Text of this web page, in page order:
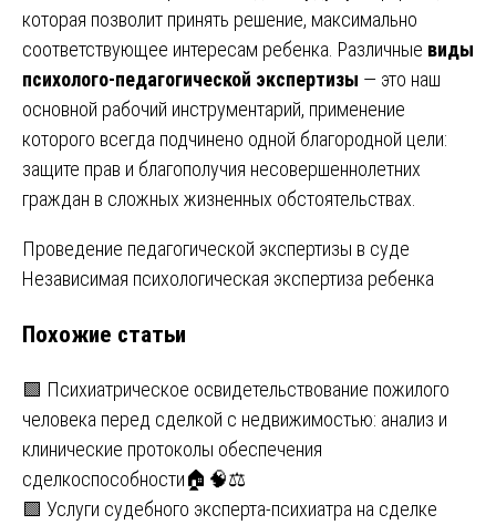
которая позволит принять решение, максимально
соответствующее интересам ребенка. Различные виды
психолого-педагогической экспертизы — это наш
основной рабочий инструментарий, применение
которого всегда подчинено одной благородной цели:
защите прав и благополучия несовершеннолетних
граждан в сложных жизненных обстоятельствах.
Навигация
записям
Проведение педагогической экспертизы в суде
Независимая психологическая экспертиза ребенка
Похожие статьи
🟩 Психиатрическое освидетельствование пожилого
человека перед сделкой с недвижимостью: анализ и
клинические протоколы обеспечения
сделкоспособности🏠🧠⚖️
🟩 Услуги судебного эксперта-психиатра на сделке